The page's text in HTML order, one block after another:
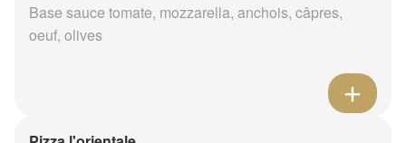
Base sauce tomate, mozzarella, anchois, câpres,
oeuf, olives